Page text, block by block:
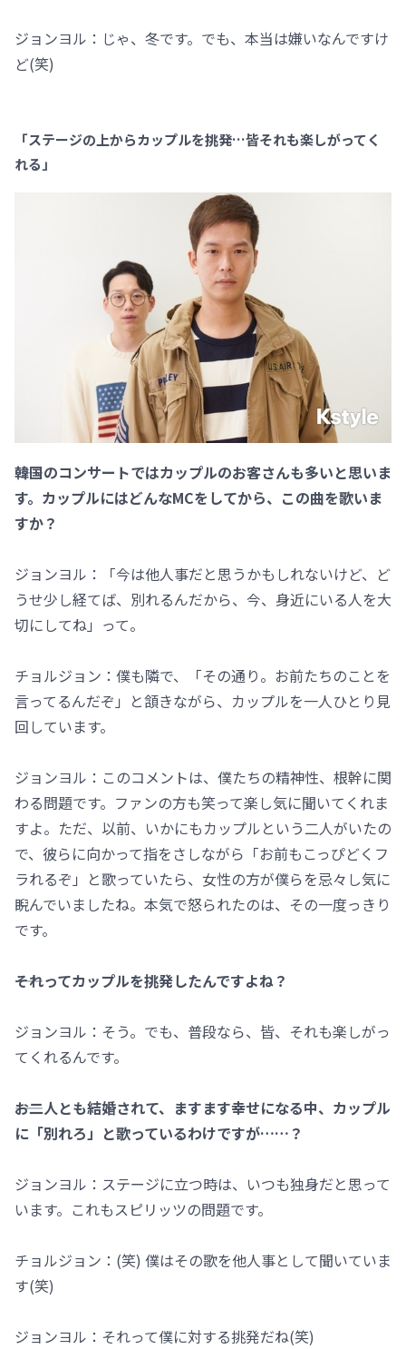
ジョンヨル：じゃ、冬です。でも、本当は嫌いなんですけ
ど(笑)
「ステージの上からカップルを挑発…皆それも楽しがってく
れる」
――韓国のコンサートではカップルのお客さんも多いと思いま
す。カップルにはどんなMCをしてから、この曲を歌いま
すか？
ジョンヨル：「今は他人事だと思うかもしれないけど、ど
うせ少し経てば、別れるんだから、今、身近にいる人を大
切にしてね」って。
チョルジョン：僕も隣で、「その通り。お前たちのことを
言ってるんだぞ」と頷きながら、カップルを一人ひとり見
回しています。
ジョンヨル：このコメントは、僕たちの精神性、根幹に関
わる問題です。ファンの方も笑って楽し気に聞いてくれま
すよ。ただ、以前、いかにもカップルという二人がいたの
で、彼らに向かって指をさしながら「お前もこっぴどくフ
ラれるぞ」と歌っていたら、女性の方が僕らを忌々し気に
睨んでいましたね。本気で怒られたのは、その一度っきり
です。
――それってカップルを挑発したんですよね？
ジョンヨル：そう。でも、普段なら、皆、それも楽しがっ
てくれるんです。
――お二人とも結婚されて、ますます幸せになる中、カップル
に「別れろ」と歌っているわけですが……？
ジョンヨル：ステージに立つ時は、いつも独身だと思って
います。これもスピリッツの問題です。
チョルジョン：(笑) 僕はその歌を他人事として聞いていま
す(笑)
ジョンヨル：それって僕に対する挑発だね(笑)